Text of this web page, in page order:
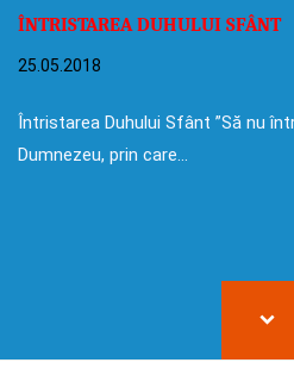
ÎNTRISTAREA DUHULUI SFÂNT
25.05.2018
Întristarea Duhului Sfânt ”Să nu
Dumnezeu, prin care…